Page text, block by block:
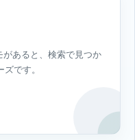
あると、検索で見つか
です。